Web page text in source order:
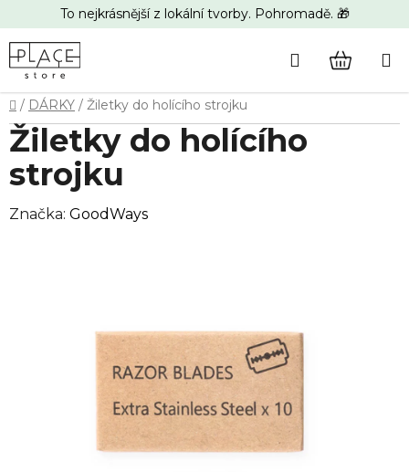
na
obsah
To nejkrásnější z lokální tvorby. Pohromadě. 🎁
Hledat
Domů
/ DÁRKY / Žiletky do holícího strojku
Žiletky do holícího
strojku
Značka: GoodWays